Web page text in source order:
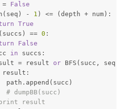
=
False
- 1 ) <= (depth + num):
True
== 0 :
False
in succs:
= result
or BFS(succ, seq,
result:
path.append(succ)
# dumpBB(succ)
result